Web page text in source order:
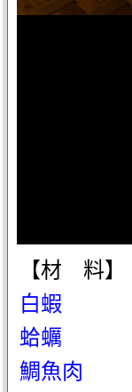
【材 料】
白蝦
蛤蠣
鯛魚肉